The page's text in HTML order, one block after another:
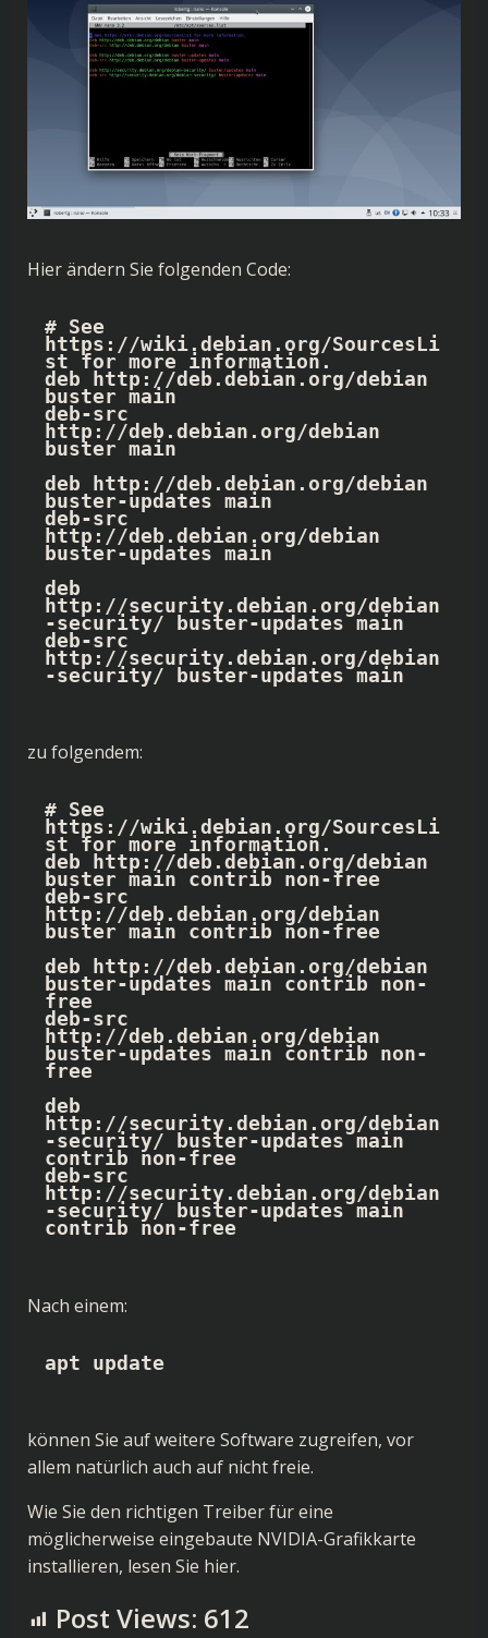
Hier ändern Sie folgenden Code:
# See
https://wiki.debian.org/SourcesLi
st for more information.
deb http://deb.debian.org/debian
buster main
deb-src
http://deb.debian.org/debian
buster main
deb http://deb.debian.org/debian
buster-updates main
deb-src
http://deb.debian.org/debian
buster-updates main
deb
http://security.debian.org/debian
-security/ buster-updates main
deb-src
http://security.debian.org/debian
-security/ buster-updates main
zu folgendem:
# See
https://wiki.debian.org/SourcesLi
st for more information.
deb http://deb.debian.org/debian
buster main contrib non-free
deb-src
http://deb.debian.org/debian
buster main contrib non-free
deb http://deb.debian.org/debian
buster-updates main contrib non-
free
deb-src
http://deb.debian.org/debian
buster-updates main contrib non-
free
deb
http://security.debian.org/debian
-security/ buster-updates main
contrib non-free
deb-src
http://security.debian.org/debian
-security/ buster-updates main
contrib non-free
Nach einem:
apt update
können Sie auf weitere Software zugreifen, vor
allem natürlich auch auf nicht freie.
Wie Sie den richtigen Treiber für eine
möglicherweise eingebaute NVIDIA-Grafikkarte
installieren, lesen Sie hier.
Post Views: 612